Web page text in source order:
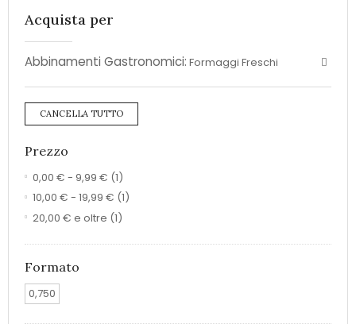
Acquista per
Abbinamenti Gastronomici: Formaggi Freschi
CANCELLA TUTTO
Prezzo
0,00 € - 9,99 € (1)
10,00 € - 19,99 € (1)
20,00 € e oltre (1)
Formato
0,750